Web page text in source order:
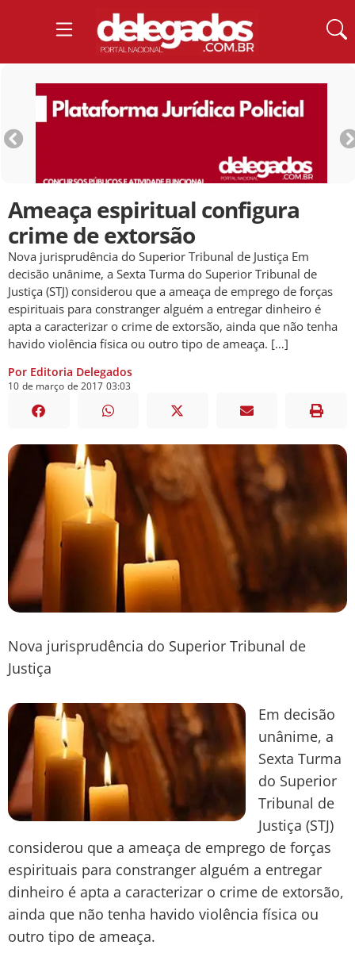
Ameaça espiritual configura
crime de extorsão
Nova jurisprudência do Superior Tribunal de Justiça Em
decisão unânime, a Sexta Turma do Superior Tribunal de
Justiça (STJ) considerou que a ameaça de emprego de forças
espirituais para constranger alguém a entregar dinheiro é
apta a caracterizar o crime de extorsão, ainda que não tenha
havido violência física ou outro tipo de ameaça. […]
Por Editoria Delegados
10 de março de 2017 03:03
Nova jurisprudência do Superior Tribunal de
Justiça
Em decisão
unânime, a
Sexta Turma
do Superior
Tribunal de
Justiça (STJ)
considerou que a ameaça de emprego de forças
espirituais para constranger alguém a entregar
dinheiro é apta a caracterizar o crime de extorsão,
ainda que não tenha havido violência física ou
outro tipo de ameaça.